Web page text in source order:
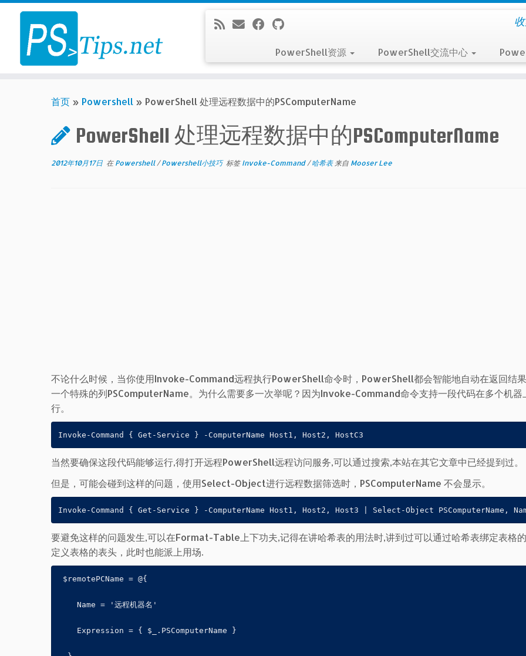
Skip
content
PowerShell资源 PowerShell交流中心
首页 » Powershell » PowerShell 处理远程数据中的PSComputerName
PowerShell 处理远程数据中的PSComputerName
2012年10月17日 在 Powershell/Powershell小技巧 标签Invoke-Command/哈希表 来自 Mooser Lee
不论什么时候，当你使用Invoke-Command远程执行PowerShell命令时，PowerShell都会智能地自动在返回结
一个特殊的列PSComputerName。为什么需要多一次举呢？因为Invoke-Command命令支持一段代码在多个机器
行。
Invoke-Command { Get-Service } -ComputerName Host1, Host2, HostC3
当然要确保这段代码能够运行,得打开远程PowerShell远程访问服务,可以通过搜索,本站在其它文章中已经提到过。
但是，可能会碰到这样的问题，使用Select-Object进行远程数据筛选时，PSComputerName 不会显示。
Invoke-Command { Get-Service } -ComputerName Host1, Host2, Host3 | Select-Object PSComputerName,
要避免这样的问题发生,可以在Format-Table上下功夫,记得在讲哈希表的用法时,讲到过可以通过哈希表绑定表格
定义表格的表头，此时也能派上用场.
$remotePCName = @{
    Name = '远程机器名'
    Expression = { $_.PSComputerName }